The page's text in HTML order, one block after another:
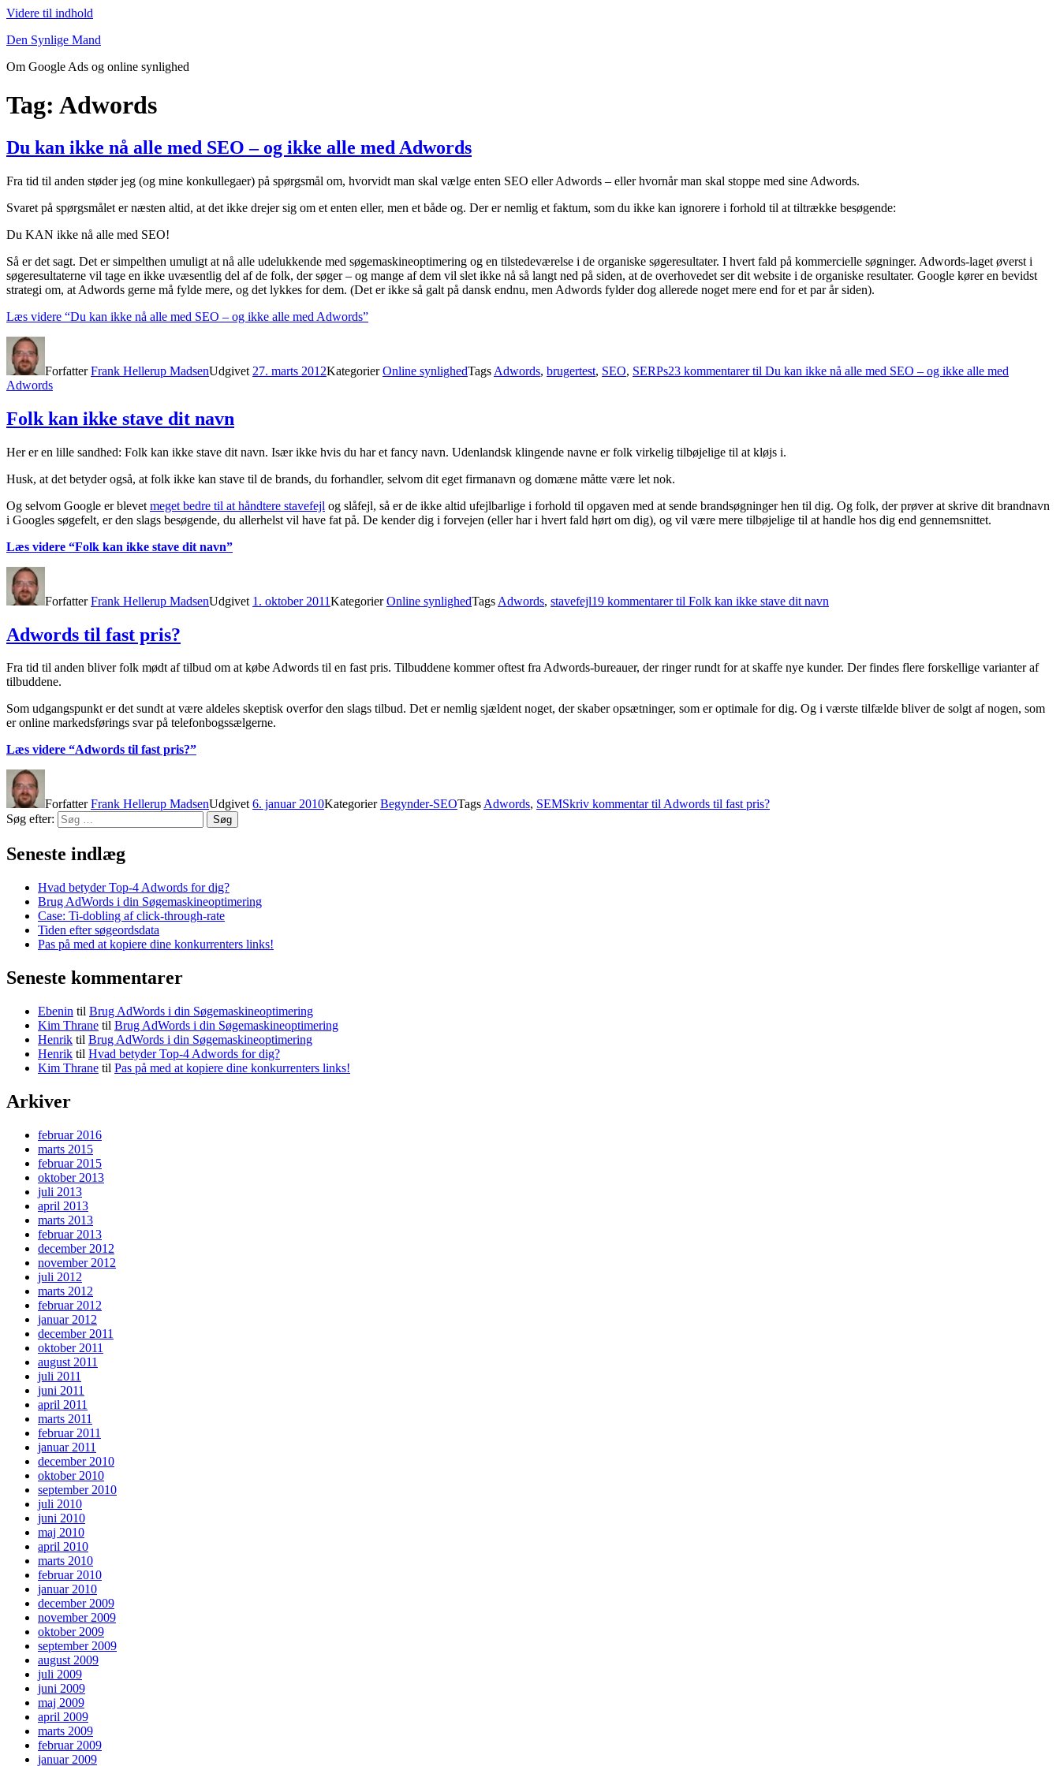
Videre til indhold
Den Synlige Mand
Om Google Ads og online synlighed
Tag: Adwords
Du kan ikke nå alle med SEO – og ikke alle med Adwords
Fra tid til anden støder jeg (og mine konkullegaer) på spørgsmål om, hvorvidt man skal vælge enten SEO eller Adwords – eller hvornår man skal stoppe med sine Adwords.
Svaret på spørgsmålet er næsten altid, at det ikke drejer sig om et enten eller, men et både og. Der er nemlig et faktum, som du ikke kan ignorere i forhold til at tiltrække besøgende:
Du KAN ikke nå alle med SEO!
Så er det sagt. Det er simpelthen umuligt at nå alle udelukkende med søgemaskineoptimering og en tilstedeværelse i de organiske søgeresultater. I hvert fald på kommercielle søgninger. Adwords-laget øverst i
søgeresultaterne vil tage en ikke uvæsentlig del af de folk, der søger – og mange af dem vil slet ikke nå så langt ned på siden, at de overhovedet ser dit website i de organiske resultater. Google kører en bevidst
strategi om, at Adwords gerne må fylde mere, og det lykkes for dem. (Det er ikke så galt på dansk endnu, men Adwords fylder dog allerede noget mere end for et par år siden).
Læs videre “Du kan ikke nå alle med SEO – og ikke alle med Adwords”
ForfatterFrank Hellerup MadsenUdgivet 27. marts 2012KategorierOnline synlighedTags Adwords, brugertest, SEO, SERPs23 kommentarertil Du kan ikke nå alle med SEO – og ikke alle med
Adwords
Folk kan ikke stave dit navn
Her er en lille sandhed: Folk kan ikke stave dit navn. Især ikke hvis du har et fancy navn. Udenlandsk klingende navne er folk virkelig tilbøjelige til at kløjs i.
Husk, at det betyder også, at folk ikke kan stave til de brands, du forhandler, selvom dit eget firmanavn og domæne måtte være let nok.
Og selvom Google er blevet meget bedre til at håndtere stavefejl og slåfejl, så er de ikke altid ufejlbarlige i forhold til opgaven med at sende brandsøgninger hen til dig. Og folk, der prøver at skrive dit brandnavn
i Googles søgefelt, er den slags besøgende, du allerhelst vil have fat på. De kender dig i forvejen (eller har i hvert fald hørt om dig), og vil være mere tilbøjelige til at handle hos dig end gennemsnittet.
Læs videre “Folk kan ikke stave dit navn”
ForfatterFrank Hellerup MadsenUdgivet 1. oktober 2011KategorierOnline synlighedTags Adwords, stavefejl19 kommentarertil Folk kan ikke stave dit navn
Adwords til fast pris?
Fra tid til anden bliver folk mødt af tilbud om at købe Adwords til en fast pris. Tilbuddene kommer oftest fra Adwords-bureauer, der ringer rundt for at skaffe nye kunder. Der findes flere forskellige varianter af
tilbuddene.
Som udgangspunkt er det sundt at være aldeles skeptisk overfor den slags tilbud. Det er nemlig sjældent noget, der skaber opsætninger, som er optimale for dig. Og i værste tilfælde bliver de solgt af nogen, som
er online markedsførings svar på telefonbogssælgerne.
Læs videre “Adwords til fast pris?”
ForfatterFrank Hellerup MadsenUdgivet6. januar 2010KategorierBegynder-SEOTagsAdwords, SEMSkriv kommentartil Adwords til fast pris?
Søg efter:
Søg
Seneste indlæg
Hvad betyder Top-4 Adwords for dig?
Brug AdWords i din Søgemaskineoptimering
Case: Ti-dobling af click-through-rate
Tiden efter søgeordsdata
Pas på med at kopiere dine konkurrenters links!
Seneste kommentarer
Ebenin til Brug AdWords i din Søgemaskineoptimering
Kim Thrane til Brug AdWords i din Søgemaskineoptimering
Henrik til Brug AdWords i din Søgemaskineoptimering
Henrik til Hvad betyder Top-4 Adwords for dig?
Kim Thrane til Pas på med at kopiere dine konkurrenters links!
Arkiver
februar 2016
marts 2015
februar 2015
oktober 2013
juli 2013
april 2013
marts 2013
februar 2013
december 2012
november 2012
juli 2012
marts 2012
februar 2012
januar 2012
december 2011
oktober 2011
august 2011
juli 2011
juni 2011
april 2011
marts 2011
februar 2011
januar 2011
december 2010
oktober 2010
september 2010
juli 2010
juni 2010
maj 2010
april 2010
marts 2010
februar 2010
januar 2010
december 2009
november 2009
oktober 2009
september 2009
august 2009
juli 2009
juni 2009
maj 2009
april 2009
marts 2009
februar 2009
januar 2009